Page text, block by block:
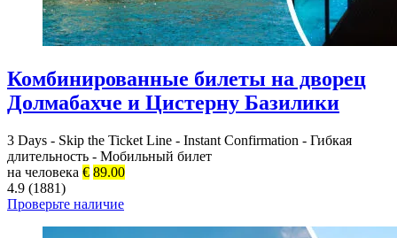
Комбинированные билеты на дворец
Долмабахче и Цистерну Базилики
3 Days - Skip the Ticket Line - Instant Confirmation - Гибкая
длительность - Мобильный билет
на человека € 89.00
4.9 (1881)
Проверьте наличие